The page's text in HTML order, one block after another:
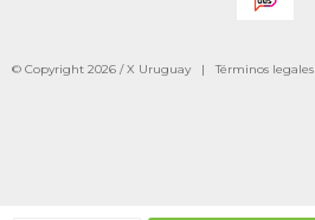
© Copyright 2026 / X Uruguay |Términos legales